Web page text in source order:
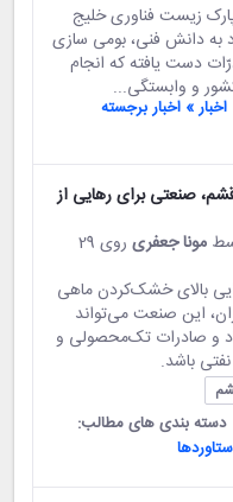
زیست فناوری خلیج
دانش فنی، بومی ‌سازی
دست یافته که انجام
و وابستگی...
اخبار » اخبار برجسته
صنعتی برای رهایی از
مونا جعفری
روی 29
بالای خشک‌کردن ماهی
این صنعت می‌تواند
و صادرات تک‌محصولی و
باشد.
دسته بندی های مطالب: